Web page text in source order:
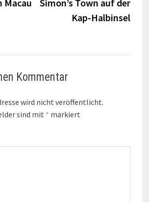
Macau
Simon’s Town auf der
Kap-Halbinsel
Kommentar
wird nicht veröffentlicht.
sind mit * markiert